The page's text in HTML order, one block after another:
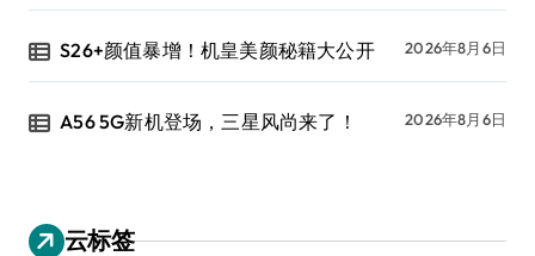
S26+颜值暴增！机皇美颜秘籍大公开 2026年8月6日
A56 5G新机登场，三星风尚来了！ 2026年8月6日
云标签